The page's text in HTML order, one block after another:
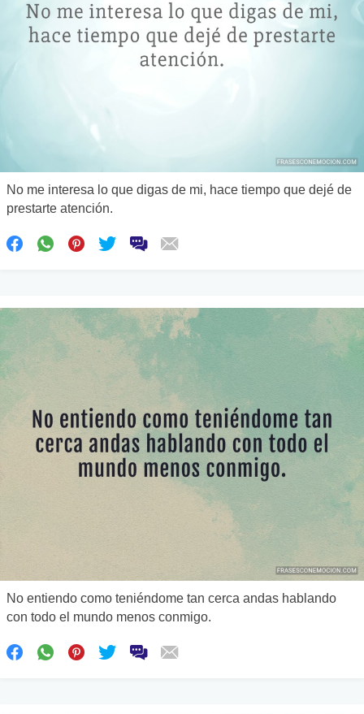
No me interesa lo que digas de mi, hace tiempo que dejé de
prestarte atención.
No entiendo como teniéndome tan cerca andas hablando
con todo el mundo menos conmigo.